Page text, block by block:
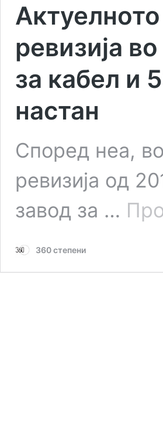
ревизија
за кабел и
настан
Според неа,
ревизија од
завод за …
360 степени